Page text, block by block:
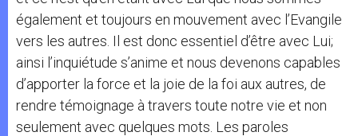
également et toujours en mouvement avec l’Evangile
vers les autres. Il est donc essentiel d’être avec Lui;
ainsi l’inquiétude s’anime et nous devenons capables
d’apporter la force et la joie de la foi aux autres, de
rendre témoignage à travers toute notre vie et non
seulement avec quelques mots. Les paroles